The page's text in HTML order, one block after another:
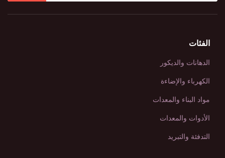
الفئات
الدهانات والديكور
الكهرباء والإضاءة
مواد البناء والمعدات
الأدوات والمعدات
التدفئة والتبريد